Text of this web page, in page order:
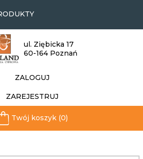
ul. Ziębicka 17
60-164 Poznań
ZALOGUJ
ZAREJESTRUJ
Twój koszyk (0)